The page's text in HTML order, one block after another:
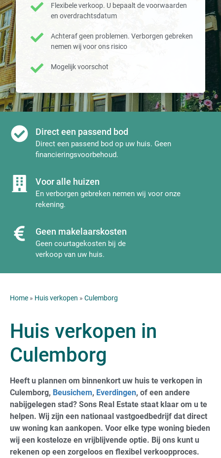
Flexibele verkoop. U bepaalt de voorwaarden
en overdrachtsdatum
Achteraf geen problemen. Verborgen gebreken
nemen wij voor ons risico
Mogelijk voorschot
Direct een passend bod
Direct een passend bod op uw huis. Geen
financieringsvoorbehoud.
Voor alle huizen
En verborgen gebreken nemen wij voor onze
rekening.
Geen makelaarskosten
Geen courtagekosten bij de
verkoop van uw huis.
Home » Huis verkopen » Culemborg
Huis verkopen in
Culemborg
Heeft u plannen om binnenkort uw huis te verkopen in
Culemborg, Beusichem, Everdingen, of een andere
nabijgelegen stad? Sons Real Estate staat klaar om u te
helpen. Wij zijn een nationaal vastgoedbedrijf dat direct
uw woning kan aankopen. Voor elke type woning bieden
wij een kosteloze en vrijblijvende optie. Bij ons kunt u
rekenen op een zorgeloos en flexibel verkoopproces.